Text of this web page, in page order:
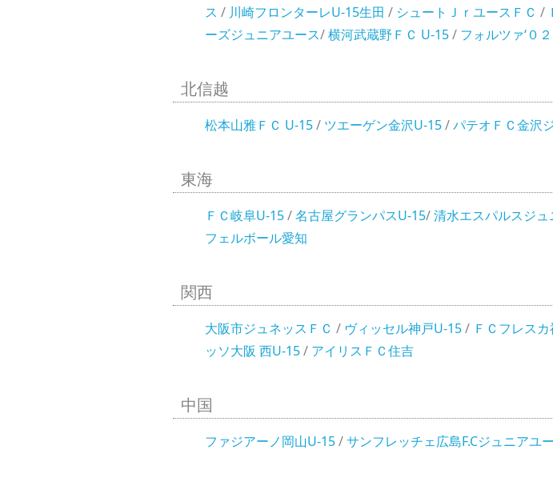
ス / 川崎フロンターレU-15生田 / シュートＪｒユースＦＣ /
ーズジュニアユース/横河武蔵野ＦＣ U-15/ フォルツァ‘０２
北信越
松本山雅ＦＣ U-15/ ツエーゲン金沢U-15/パテオＦＣ金沢
東海
ＦＣ岐阜U-15/名古屋グランパスU-15/清水エスパルスジュ
フェルボール愛知
関西
大阪市ジュネッスＦＣ / ヴィッセル神戸U-15/ ＦＣフレス
ッソ大阪 西U-15/ アイリスＦＣ住吉
中国
ファジアーノ岡山U-15/サンフレッチェ広島F.Cジュニアユ